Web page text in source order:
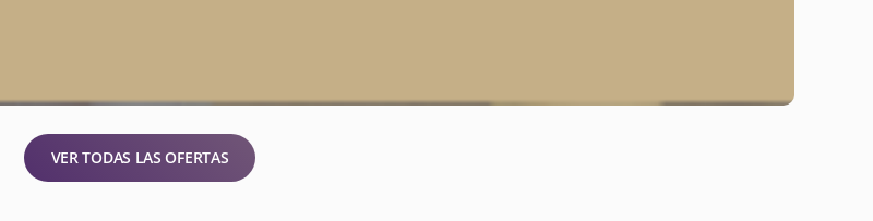
VER TODAS LAS OFERTAS